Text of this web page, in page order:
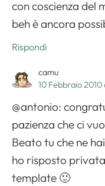
con coscienza del
beh è ancora
Rispondi
camu
10 Febbraio 2010
@antonio:
pazienza che ci
Beato tu che ne
ho risposto
template 🙂